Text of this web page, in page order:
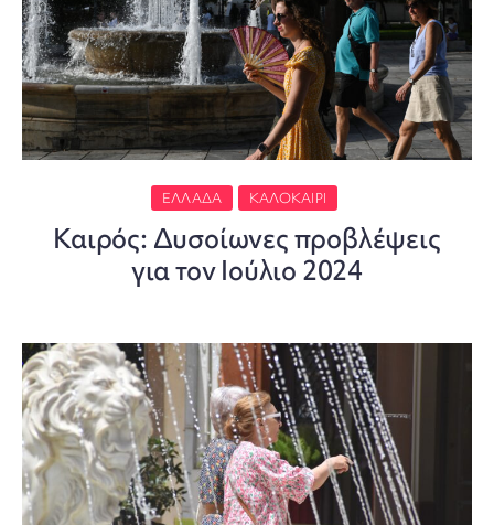
ΕΛΛΆΔΑ ΚΑΛΟΚΑΊΡΙ
Καιρός: Δυσοίωνες προβλέψεις
για τον Ιούλιο 2024